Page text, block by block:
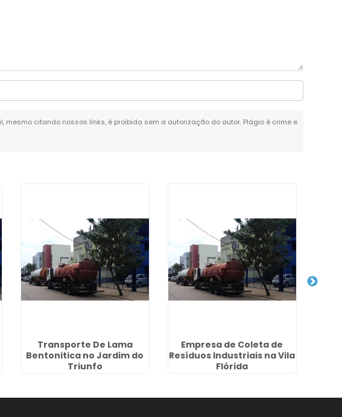
mesmo citando nossos links, é proibida sem a autorização do autor. Plágio é crime e
Transporte De Lama
Bentonitica no Jardim do
Triunfo
Empresa de Coleta de
Resíduos Industriais na Vila
Flórida